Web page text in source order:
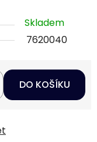
Skladem
7620040
DO KOŠÍKU